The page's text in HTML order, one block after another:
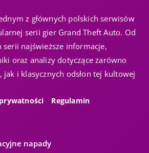
z głównych polskich serwisów
serii gier Grand Theft Auto. Od
serii najświeższe informacje,
oraz analizy dotyczące zarówno
jak i klasycznych odsłon tej kultowej
Regulamin
napady